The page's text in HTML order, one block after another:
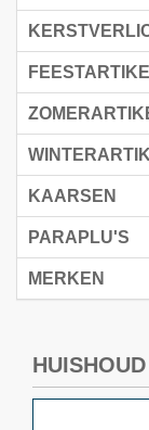
KAARSEN
PARAPLU'S
MERKEN